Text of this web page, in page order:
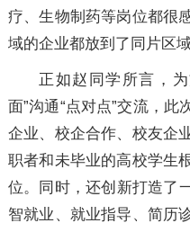
疗、生物制药等岗位都很
域的企业都放到了同片区
正如赵同学所言，
面”沟通“点对点”交流，
企业、校企合作、校友企
职者和未毕业的高校学生
位。同时，还创新打造了
智就业、就业指导、简历